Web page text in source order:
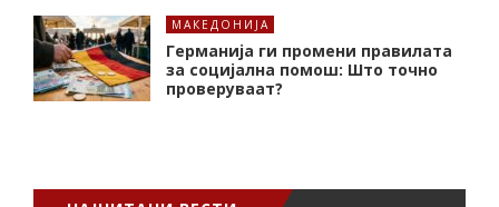
МАКЕДОНИЈА
Германија ги промени правилата
за социјална помош: Што точно
проверуваат?